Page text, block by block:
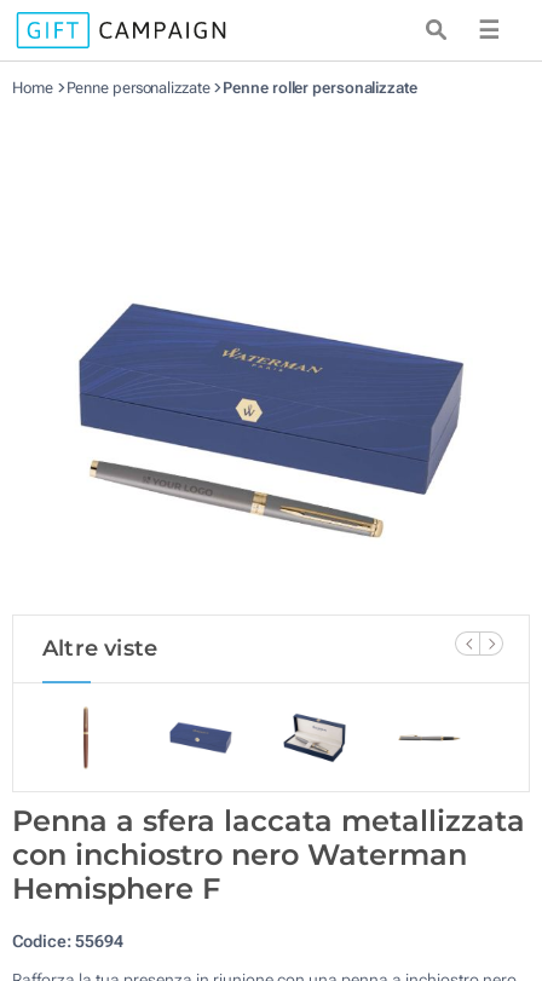
☰
Home Penne personalizzate Penne roller personalizzate
Altre viste
Penna a sfera laccata metallizzata
con inchiostro nero Waterman
Hemisphere F
Codice:55694